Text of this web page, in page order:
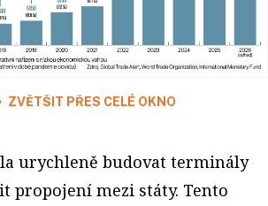
ZVĚTŠIT PŘES CELÉ OKNO
urychleně budovat terminály
propojení mezi státy. Tento